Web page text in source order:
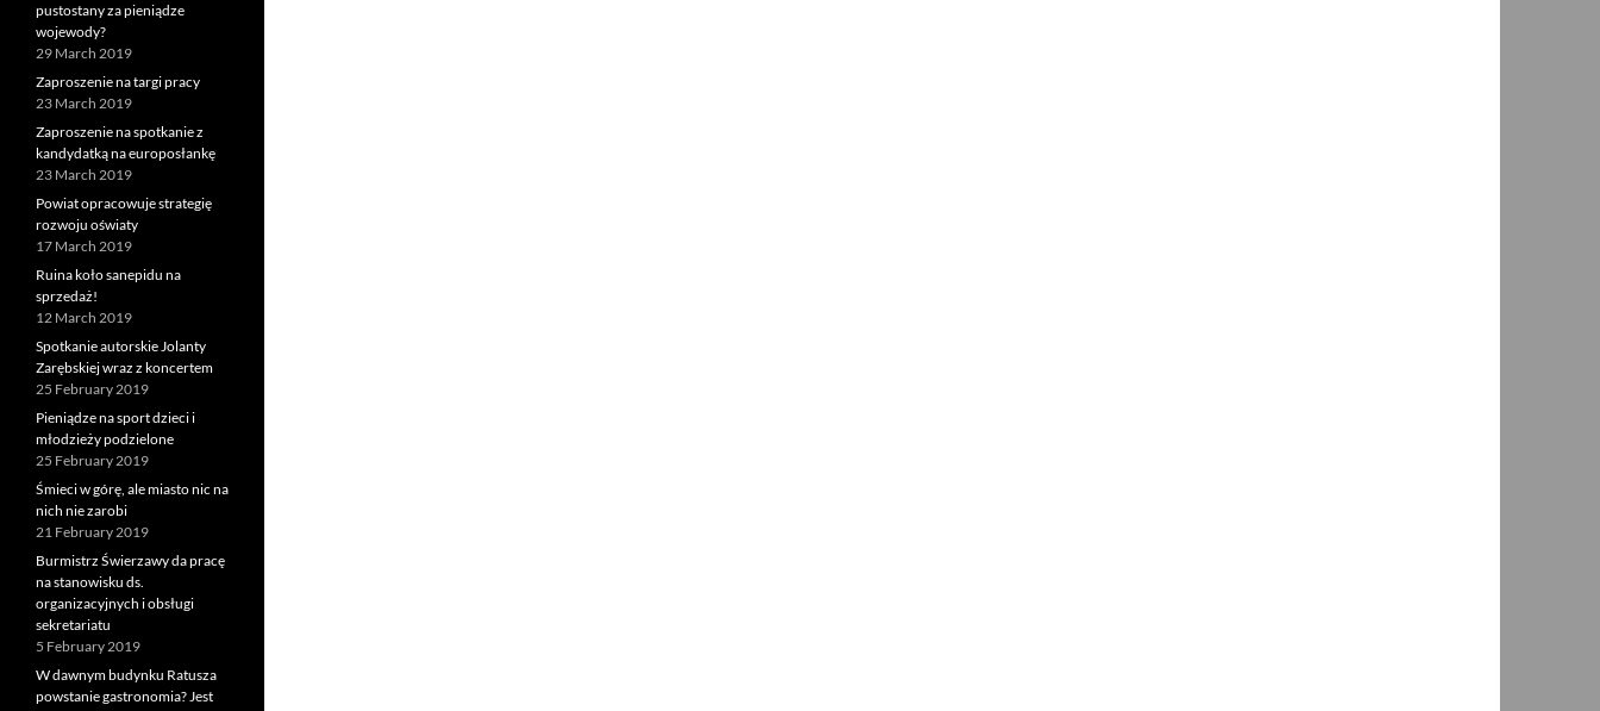
pustostany za pieniądze
wojewody?
29 March 2019
Zaproszenie na targi pracy
23 March 2019
Zaproszenie na spotkanie z
kandydatką na europosłankę
23 March 2019
Powiat opracowuje strategię
rozwoju oświaty
17 March 2019
Ruina koło sanepidu na
sprzedaż!
12 March 2019
Spotkanie autorskie Jolanty
Zarębskiej wraz z koncertem
25 February 2019
Pieniądze na sport dzieci i
młodzieży podzielone
25 February 2019
Śmieci w górę, ale miasto nic na
nich nie zarobi
21 February 2019
Burmistrz Świerzawy da pracę
na stanowisku ds.
organizacyjnych i obsługi
sekretariatu
5 February 2019
W dawnym budynku Ratusza
powstanie gastronomia? Jest